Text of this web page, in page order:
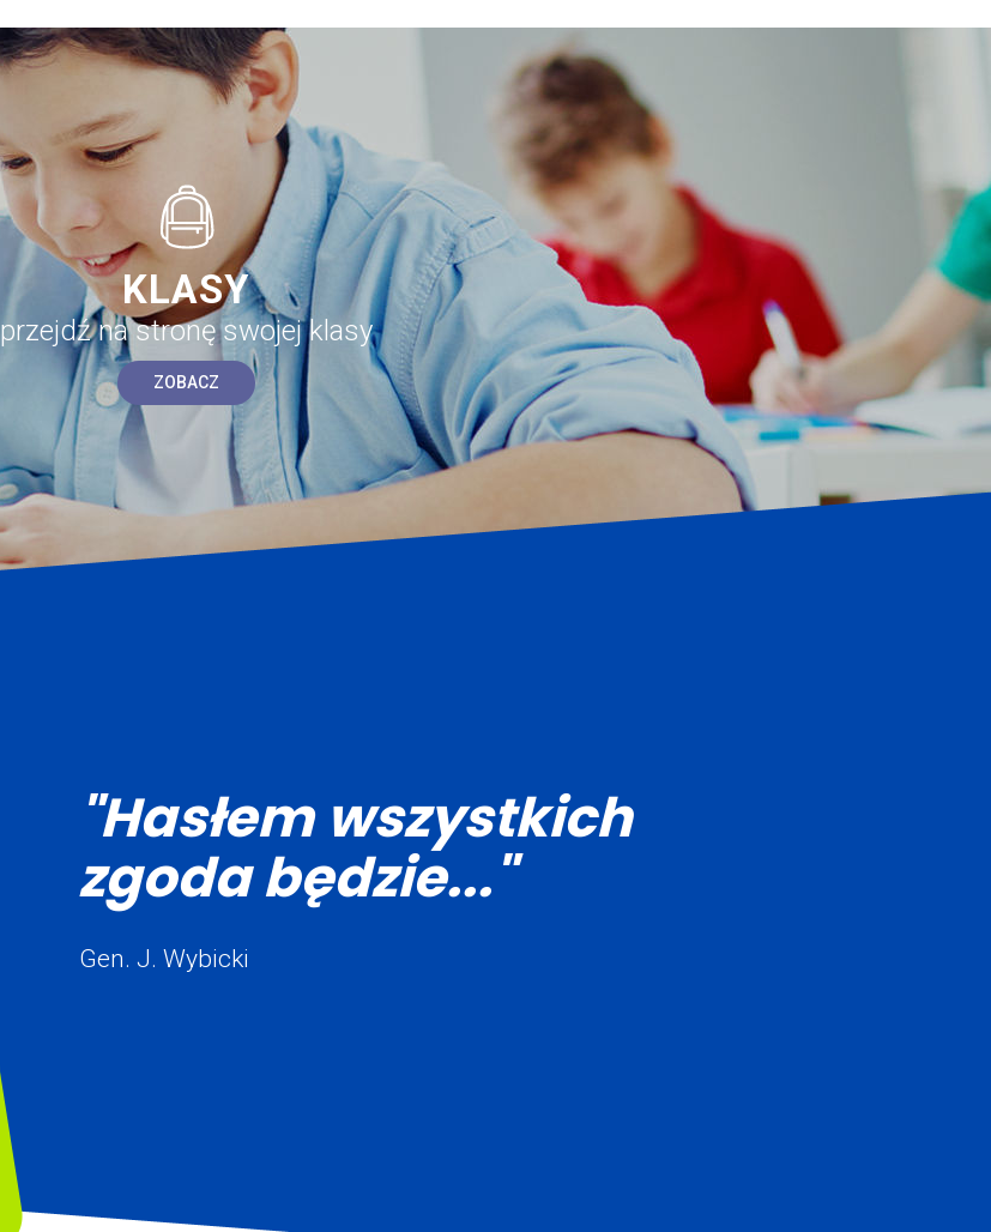
KLASY
przejdź na stronę swojej klasy
ZOBACZ
"Hasłem wszystkich
zgoda będzie..."
Gen. J. Wybicki